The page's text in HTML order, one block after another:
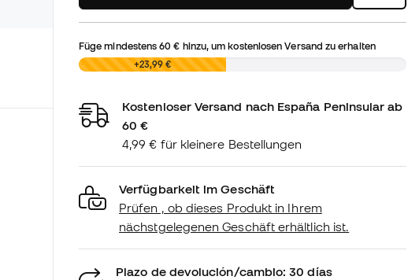
Füge mindestens60 € hinzu, um kostenlosen Versand zu erhalten
0,00 € +23,99 €
Kostenloser Versand nach España Peninsular ab
60 €
4,99 € für kleinere Bestellungen
Verfügbarkeit im Geschäft
Prüfen , ob dieses Produkt in Ihrem
nächstgelegenen Geschäft erhältlich ist.
Plazo de devolución/cambio: 30 días